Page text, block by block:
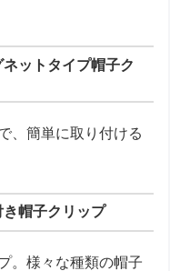
ットタイプ帽子ク
、簡単に取り付ける
帽子クリップ
。様々な種類の帽子